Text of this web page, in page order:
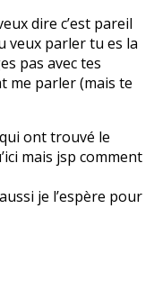
dire c’est pareil
veux parler tu es la
pas avec tes
me parler (mais te
ont trouvé le
mais jsp comment
je l’espère pour